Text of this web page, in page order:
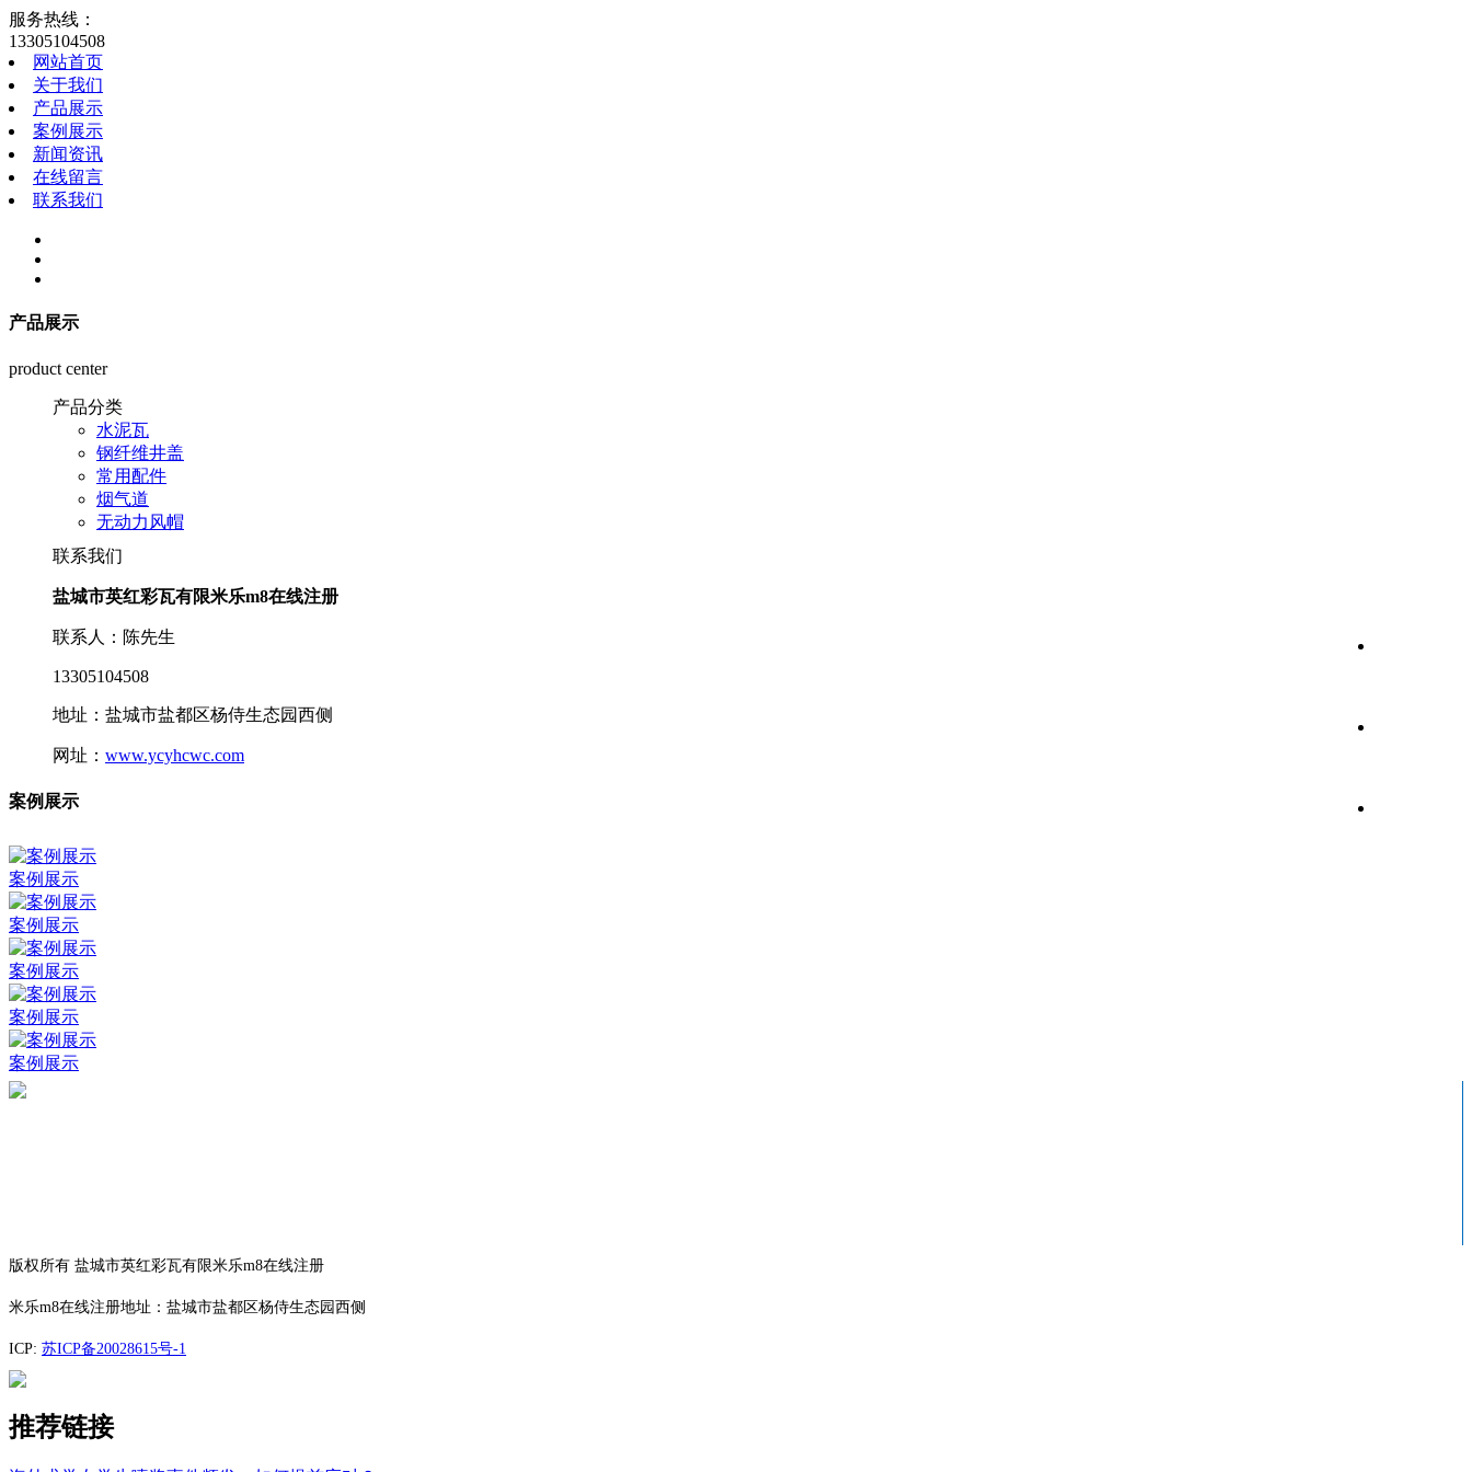
服务热线：
13305104508
网站首页
关于我们
产品展示
案例展示
新闻资讯
在线留言
联系我们
产品展示
product center
产品分类
水泥瓦
钢纤维井盖
常用配件
烟气道
无动力风帽
联系我们
盐城市英红彩瓦有限米乐m8在线注册
联系人：陈先生
13305104508
地址：盐城市盐都区杨侍生态园西侧
网址： www.ycyhcwc.com
案例展示
案例展示
案例展示
案例展示
案例展示
案例展示
版权所有 盐城市英红彩瓦有限米乐m8在线注册
米乐m8在线注册地址：盐城市盐都区杨侍生态园西侧
ICP: 苏ICP备20028615号-1
推荐链接